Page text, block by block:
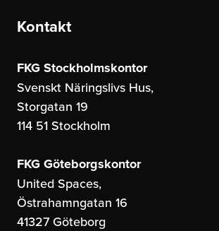
Kontakt
FKG Stockholmskontor
Svenskt Näringslivs Hus,
Storgatan 19
114 51 Stockholm
FKG Göteborgskontor
United Spaces,
Östrahamngatan 16
41327 Göteborg